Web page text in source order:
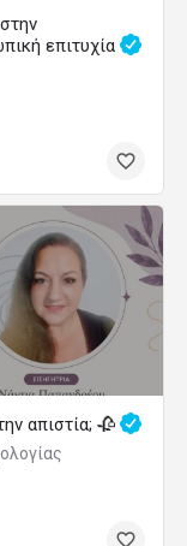
επιτυχία
απιστία; 🥀